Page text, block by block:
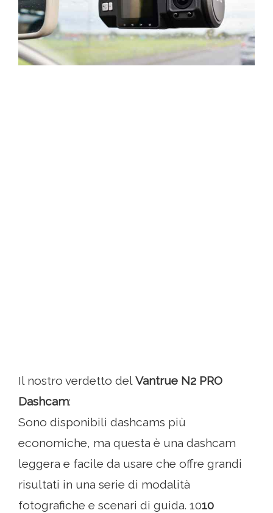
Il nostro verdetto del Vantrue N2 PRO
Dashcam:
Sono disponibili dashcams più
economiche, ma questa è una dashcam
leggera e facile da usare che offre grandi
risultati in una serie di modalità
fotografiche e scenari di guida. 1010